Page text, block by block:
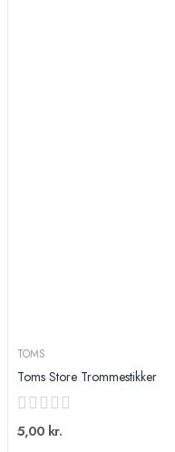
TOMS
Toms Store Trommestikker
5,00 kr.